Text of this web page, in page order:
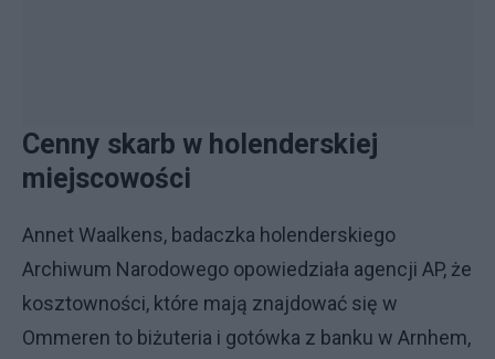
Cenny skarb w holenderskiej
miejscowości
Annet Waalkens, badaczka holenderskiego
Archiwum Narodowego opowiedziała agencji AP, że
kosztowności, które mają znajdować się w
Ommeren to biżuteria i gotówka z banku w Arnhem,